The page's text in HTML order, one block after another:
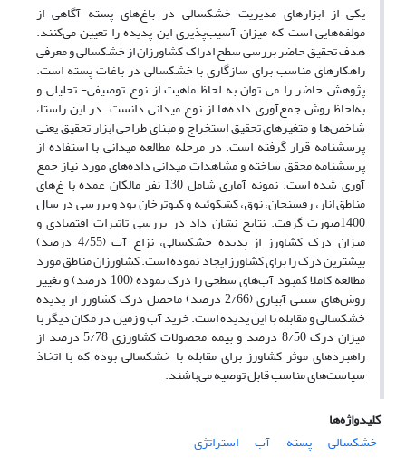
یکی از ابزارهای مدیریت خشکسالی در باغ‌های پسته آگاهی از
مولفه‌هایی است که میزان آسیب‌پذیری این پدیده را تعیین می‌کنند.
هدف تحقیق حاضر بررسی سطح ادراک کشاورزان از خشکسالی و معرفی
راهکارهای مناسب برای سازگاری با خشکسالی در باغات پسته است.
پژوهش حاضر را می توان به لحاظ ماهیت از نوع توصیفی- تحلیلی و
به‌لحاظ روش جمع‌آوری داده‌ها از نوع میدانی دانست. در این راستا،
شاخص‌ها و متغیرهای تحقیق استخراج و مبنای طراحی ابزار تحقیق یعنی
پرسشنامه قرار گرفته است. در مرحله مطالعه میدانی با استفاده از
پرسشنامه محقق ساخته و مشاهدات میدانی داده‌های مورد نیاز جمع
آوری شده است. نمونه آماری شامل 130 نفر مالکان عمده با غ‌های
مناطق انار، رفسنجان، نوق، کشکوئیه و کبوترخان بود و بررسی در سال
1400صورت گرفت. نتایج نشان داد در بررسی تاثیرات اقتصادی و
میزان درک کشاورز از پدیده خشکسالی، نزاع آب (4/55 درصد)
بیشترین درک را برای کشاورز ایجاد نموده است. کشاورزان مناطق مورد
مطالعه کاملا کمبود آب‌های سطحی را درک نموده (100 درصد) و تغییر
روش‌های سنتی آبیاری (2/66 درصد) ماحصل درک کشاورز از پدیده
خشکسالی و مقابله با این پدیده است. خرید آب و زمین در مکان دیگر با
میزان درک 8/50 درصد و بیمه محصولات کشاورزی 5/78 درصد از
راهبرد‌های موثر کشاورز برای مقابله با خشکسالی بوده که با اتخاذ
سیاست‌های مناسب قابل توصیه می‌باشند.
کلیدواژه‌ها
خشکسالی
پسته آب
استراتژی